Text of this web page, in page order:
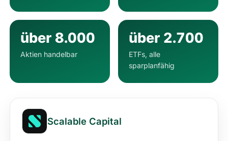
über 8.000
Aktien handelbar
über 2.700
ETFs, alle
sparplanfähig
Scalable Capital